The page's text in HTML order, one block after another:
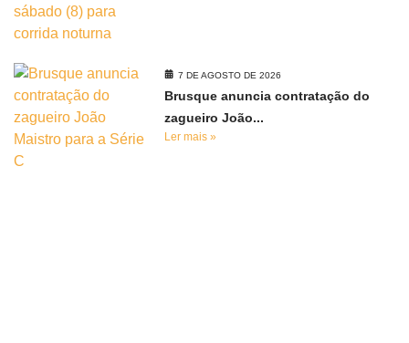
7 DE AGOSTO DE 2026
Brusque anuncia contratação do
zagueiro João...
Ler mais »